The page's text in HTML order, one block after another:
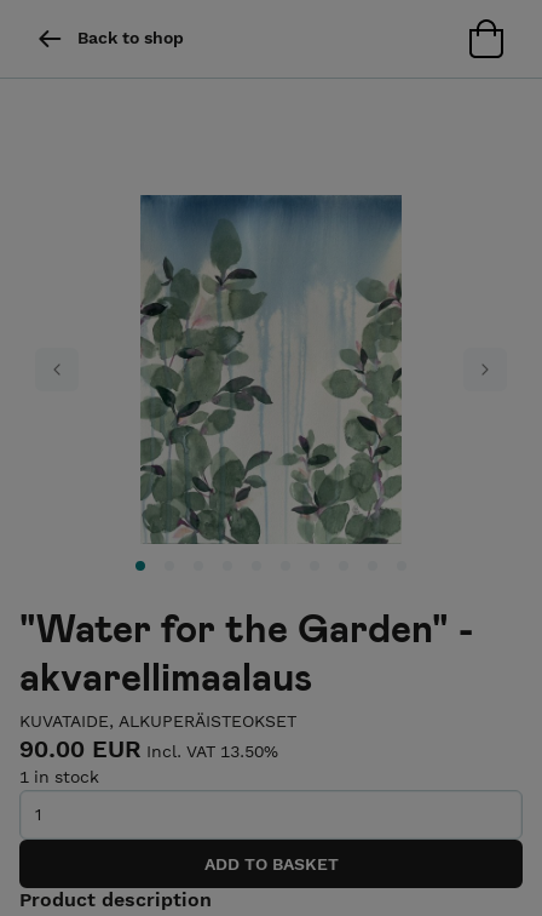
Back to shop
Previous Next
"Water for the Garden" -
akvarellimaalaus
KUVATAIDE, ALKUPERÄISTEOKSET
90.00 EUR Incl. VAT 13.50%
1 in stock
Product description